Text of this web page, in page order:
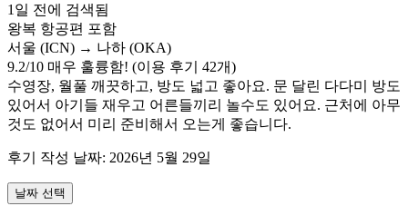
1일 전에 검색됨
왕복 항공편 포함
서울 (ICN) → 나하 (OKA)
9.2/10 매우 훌륭함! (이용 후기 42개)
수영장, 월풀 깨끗하고, 방도 넓고 좋아요. 문 달린 다다미 방도
있어서 아기들 재우고 어른들끼리 놀수도 있어요. 근처에 아무
것도 없어서 미리 준비해서 오는게 좋습니다.
후기 작성 날짜: 2026년 5월 29일
날짜 선택